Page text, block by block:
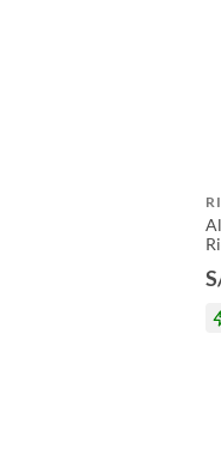
Licores y cigarros